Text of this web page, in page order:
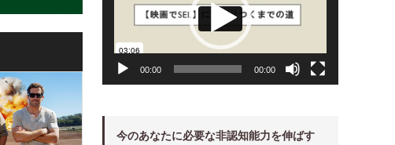
00:00 00:00
今のあなたに必要な非認知能力を伸ばす